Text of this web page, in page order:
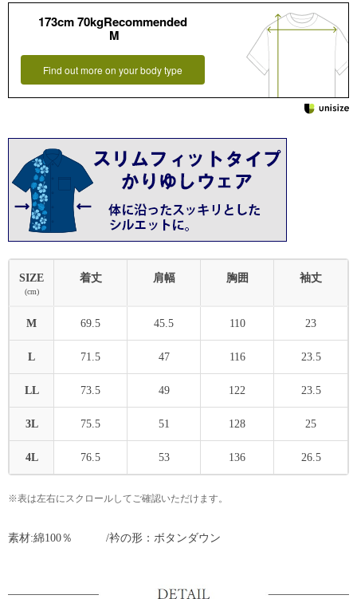
173cm 70kgRecommended
M
Find out more on your body type
SIZE
(cm)
着丈 肩幅 胸囲 袖丈
M 69.5 45.5 110 23
L 71.5 47 116 23.5
LL 73.5 49 122 23.5
3L 75.5 51 128 25
4L 76.5 53 136 26.5
※表は左右にスクロールしてご確認いただけます。
素材:綿100％ /衿の形：ボタンダウン